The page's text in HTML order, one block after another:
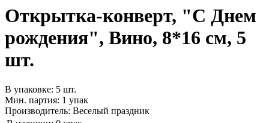
Открытка-конверт, "С Днем
рождения", Вино, 8*16 см, 5
шт.
В упаковке: 5 шт.
Мин. партия: 1 упак
Производитель: Веселый праздник